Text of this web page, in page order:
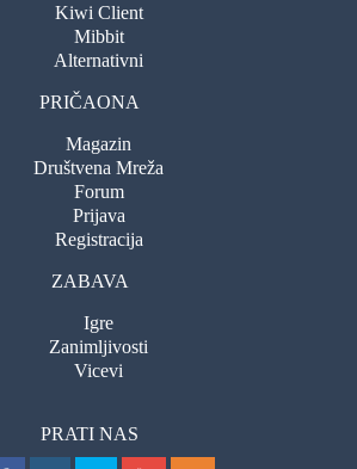
Kiwi Client
Mibbit
Alternativni
PRIČAONA
Magazin
Društvena Mreža
Forum
Prijava
Registracija
ZABAVA
Igre
Zanimljivosti
Vicevi
PRATI NAS